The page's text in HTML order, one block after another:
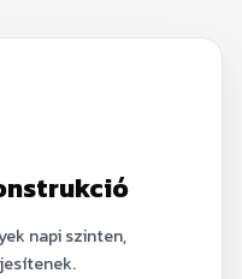
napi szinten,